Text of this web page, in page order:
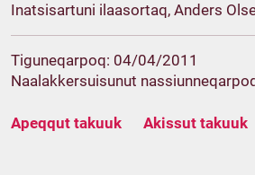
Inatsisartuni ilaasortaq, Anders
Tiguneqarpoq: 04/04/2011
Naalakkersuisunut
Apeqqut takuuk Akissut takuuk